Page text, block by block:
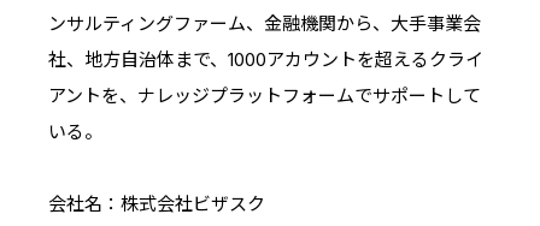
ンサルティングファーム、金融機関から、大手事業会
社、地方自治体まで、1000アカウントを超えるクライ
アントを、ナレッジプラットフォームでサポートして
いる。
会社名：株式会社ビザスク